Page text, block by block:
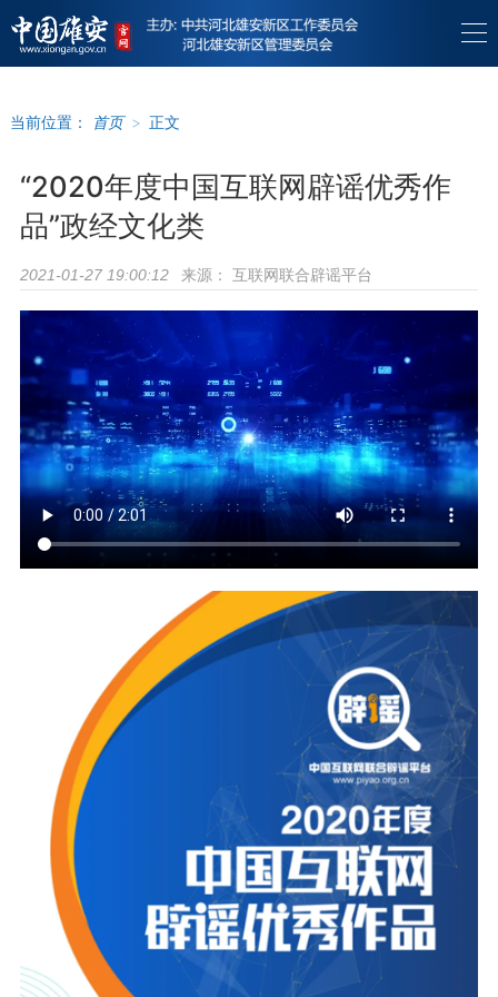
当前位置： 首页 > 正文
“2020年度中国互联网辟谣优秀作
品”政经文化类
2021-01-27 19:00:12 来源： 互联网联合辟谣平台